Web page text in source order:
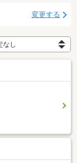
変更する